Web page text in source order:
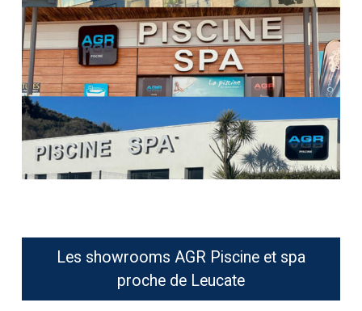
Les showrooms AGR Piscine et spa
proche de Leucate